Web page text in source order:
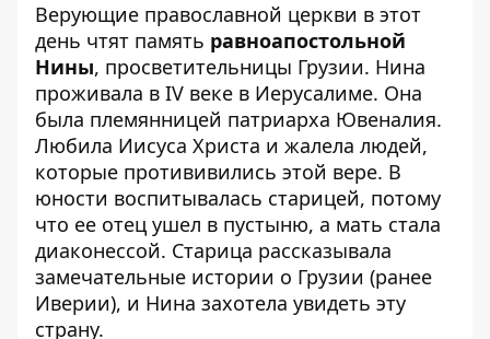
Верующие православной церкви в этот
день чтят память равноапостольной
Нины, просветительницы Грузии. Нина
проживала в IV веке в Иерусалиме. Она
была племянницей патриарха Ювеналия.
Любила Иисуса Христа и жалела людей,
которые протививились этой вере. В
юности воспитывалась старицей, потому
что ее отец ушел в пустыню, а мать стала
диаконессой. Старица рассказывала
замечательные истории о Грузии (ранее
Иверии), и Нина захотела увидеть эту
страну.